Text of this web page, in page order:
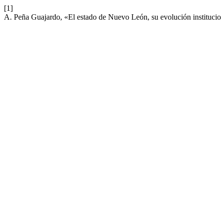
[1]
A. Peña Guajardo, «El estado de Nuevo León, su evolución